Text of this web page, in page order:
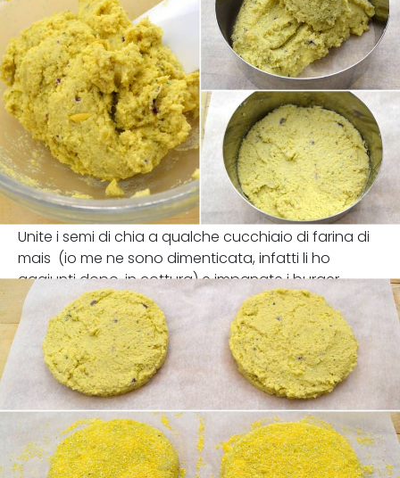
Unite i semi di chia a qualche cucchiaio di farina di
mais (io me ne sono dimenticata, infatti li ho
aggiunti dopo, in cottura) e impanate i burger.